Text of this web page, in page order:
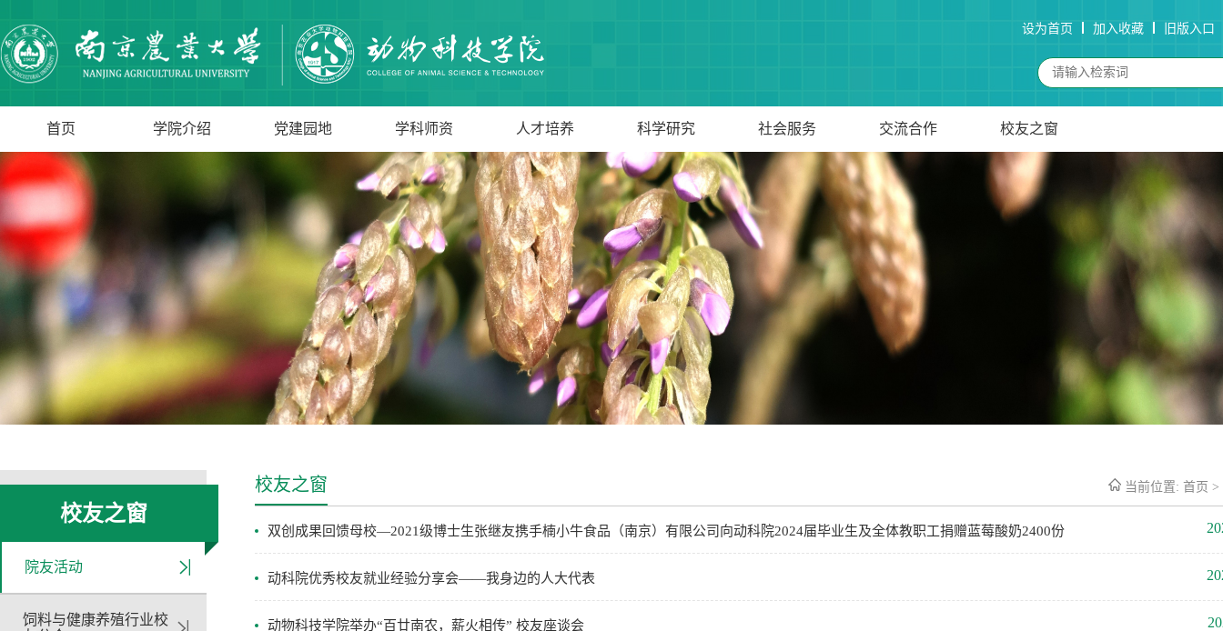
设为首页 加入收藏 旧版入口
首页 学院介绍 党建园地 学科师资 人才培养 科学研究 社会服务 交流合作 校友之窗
校友之窗
院友活动
饲料与健康养殖行业校
当前位置: 首页 >
校友之窗
双创成果回馈母校—2021级博士生张继友携手楠小牛食品（南京）有限公司向动科院2024届毕业生及全体教职工捐赠蓝莓酸奶2400份
动科院优秀校友就业经验分享会——我身边的人大代表
动物科技学院举办“百廿南农，薪火相传” 校友座谈会